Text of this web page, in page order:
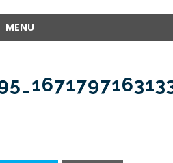
MENU